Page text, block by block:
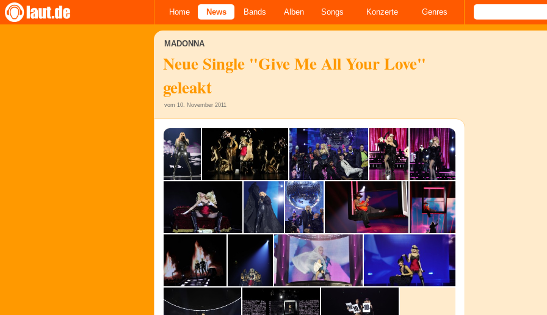
Home News Bands Alben Songs Konzerte Genres
MADONNA
Neue Single "Give Me All Your Love"
geleakt
vom 10. November 2011